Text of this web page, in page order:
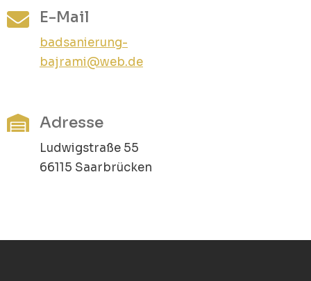
E-Mail
badsanierung-
bajrami@web.de
Adresse
Ludwigstraße 55
66115 Saarbrücken